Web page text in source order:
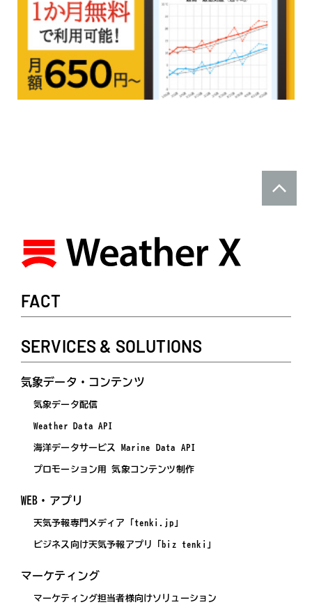
FACT
SERVICES & SOLUTIONS
気象データ・コンテンツ
気象データ配信
Weather Data API
海洋データサービス Marine Data API
プロモーション用 気象コンテンツ制作
WEB・アプリ
天気予報専門メディア「tenki.jp」
ビジネス向け天気予報アプリ「biz tenki」
マーケティング
マーケティング担当者様向けソリューション